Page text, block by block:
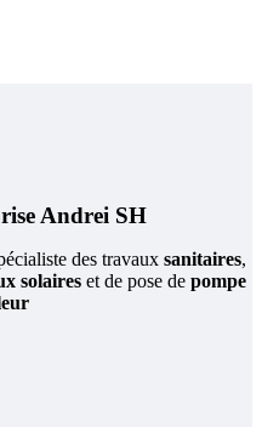
Andrei SH
des travaux sanitaires,
solaireset de pose de pompe